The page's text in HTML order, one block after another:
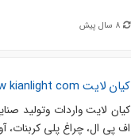
8 سال پیش
کیان لایت www kianlight com
کیان لایت واردات وتولید
اف پی ال، چراغ پلی کربنات،